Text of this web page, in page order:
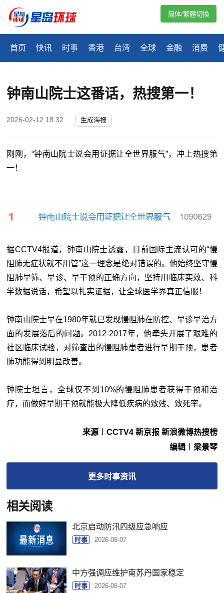
首页 快讯 时事 香港 台湾 全球 金融 消费
简体/繁體切換
钟南山院士这番话，热搜第一！
2026-02-12 18:32 生成海报
刚刚，“钟南山院士说会用证据让全世界服气”，冲上热搜第
一！
据CCTV4报道，钟南山院士透露，目前国际主流认可的“慢
阻肺无症状就不用管”这一理念是绝对错误的。他始终坚守慢
阻肺早筛、早诊、早干预的正确方向，坚持用临床实效、科
学数据说话，希望以扎实证据，让全球医学界真正信服！
钟南山院士早在1980年就已发现慢阻肺在防控、早诊早治方
面的发展落后的问题。2012-2017年，他牵头开展了艰难的
社区临床试验，对筛查出的慢阻肺患者进行早期干预，患者
肺功能得到明显改善。
钟院士坦言，全球仅不到10%的慢阻肺患者获得干预和治
疗，而做好早期干预就能极大降低疾病的致残、致死率。
来源︱CCTV4 新京报 新浪微博热搜榜
编辑︱梁景琴
更多时事资讯
相关阅读
北京启动防汛四级应急响应
时事 2026-08-07
中方强调应维护南苏丹国家稳定
时事 2026-08-07